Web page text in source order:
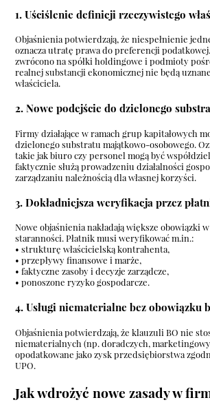
1. Uściślenie definicji rzeczywistego
Objaśnienia potwierdzają, że niespełnienie
oznacza utratę prawa do preferencji
zwrócono na spółki holdingowe i podmioty
realnej substancji ekonomicznej nie będą
właściciela.
2. Nowe podejście do dzielonego
Firmy działające w ramach grup kapitałowych
dzielonego substratu majątkowo-osobowego.
takie jak biuro czy personel mogą być
faktycznie służą prowadzeniu działalności
zarządzaniu należnością dla własnej korzyści.
3. Dokładniejsza weryfikacja przez
Nowe objaśnienia nakładają większe obowiązki
staranności. Płatnik musi weryfikować m.in.:
• strukturę właścicielską kontrahenta,
• przepływy finansowe i marże,
• faktyczne zasoby i decyzje zarządcze,
• ponoszone ryzyko gospodarcze.
4. Usługi niematerialne bez obowiązku
Objaśnienia potwierdzają, że klauzuli BO nie
niematerialnych (np. doradczych,
opodatkowane jako zysk przedsiębiorstwa
UPO.
Jak wdrożyć nowe zasady w